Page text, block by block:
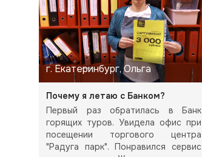
г. Екатеринбург, Ольга
Почему я летаю с Банком?
Первый раз обратилась в Банк
горящих туров. Увидела офис при
посещении торгового центра
"Радуга парк". Понравился сервис